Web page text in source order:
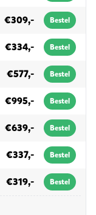
€309,- Bestel
€334,- Bestel
€577,- Bestel
€995,- Bestel
€639,- Bestel
€337,- Bestel
€319,- Bestel